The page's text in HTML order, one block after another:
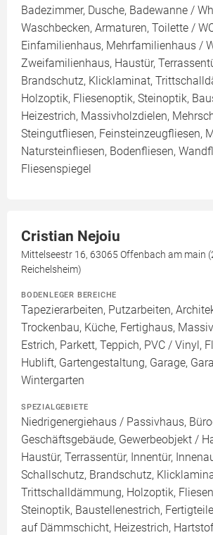
Badezimmer, Dusche, Badewanne /
Waschbecken, Armaturen, Toilette /
Einfamilienhaus, Mehrfamilienhaus /
Zweifamilienhaus, Haustür,
Brandschutz, Klicklaminat,
Holzoptik, Fliesenoptik, Steinoptik,
Heizestrich, Massivholzdielen,
Steingutfliesen, Feinsteinzeugfliesen,
Natursteinfliesen, Bodenfliesen,
Fliesenspiegel
Cristian Nejoiu
Mittelseestr 16, 63065 Offenbach am main
Reichelsheim)
BODENLEGER BEREICHE
Tapezierarbeiten, Putzarbeiten,
Trockenbau, Küche, Fertighaus,
Estrich, Parkett, Teppich, PVC / Vinyl,
Hublift, Gartengestaltung, Garage,
Wintergarten
SPEZIALGEBIETE
Niedrigenergiehaus / Passivhaus,
Geschäftsgebäude, Gewerbeobjekt /
Haustür, Terrassentür, Innentür,
Schallschutz, Brandschutz,
Trittschalldämmung, Holzoptik,
Steinoptik, Baustellenestrich,
auf Dämmschicht, Heizestrich,